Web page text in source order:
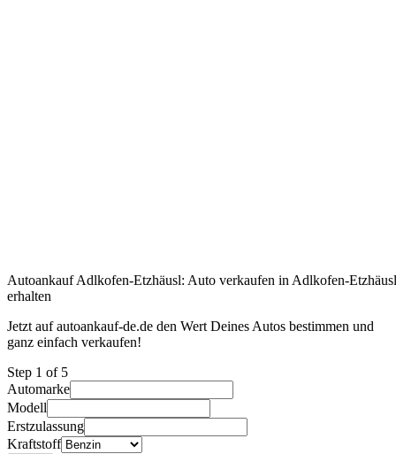
Autoankauf Adlkofen-Etzhäusl: Auto verkaufen in Adlkofen-
erhalten
Jetzt auf autoankauf-de.de den Wert Deines Autos bestimmen und
ganz einfach verkaufen!
Step 1 of 5
Automarke
Modell
Erstzulassung
Kraftstoff